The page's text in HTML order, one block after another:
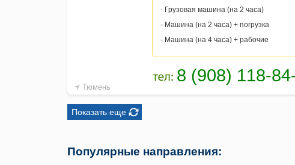
Тюмень
- Грузовая машина (на 2 часа)
- Машина (на 2 часа) + погрузка
- Машина (на 4 часа) + рабочие
Показать еще
Популярные направления: